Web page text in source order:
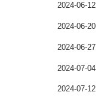
2024-06-12
2024-06-20
2024-06-27
2024-07-04
2024-07-12